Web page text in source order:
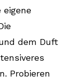
dem Duft
Probieren